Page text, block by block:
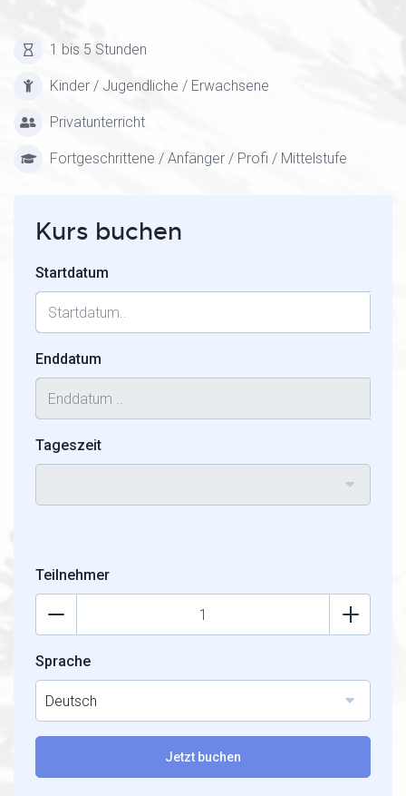
1 bis 5 Stunden
Kinder / Jugendliche / Erwachsene
Privatunterricht
Fortgeschrittene / Anfänger / Profi / Mittelstufe
Kurs buchen
Startdatum
Enddatum
Tageszeit
Teilnehmer
Sprache
Deutsch
Jetzt buchen